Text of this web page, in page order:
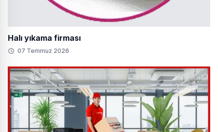
Halı yıkama firması
07 Temmuz 2026